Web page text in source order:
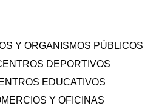
Y ORGANISMOS PÚBLICOS
DEPORTIVOS
EDUCATIVOS
Y OFICINAS